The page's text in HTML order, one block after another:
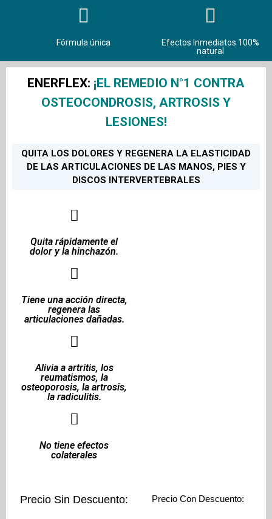
Fórmula única
Efectos Inmediatos 100%
natural
ENERFLEX: ¡EL REMEDIO N°1 CONTRA
OSTEOCONDROSIS, ARTROSIS Y
LESIONES!
QUITA LOS DOLORES Y REGENERA LA ELASTICIDAD
DE LAS ARTICULACIONES DE LAS MANOS, PIES Y
DISCOS INTERVERTEBRALES
Quita rápidamente el
dolor y la hinchazón.
Tiene una acción directa,
regenera las
articulaciones dañadas.
Alivia a artritis, los
reumatismos, la
osteoporosis, la artrosis,
la radiculitis.
No tiene efectos
colaterales
Precio Sin Descuento: Precio Con Descuento: